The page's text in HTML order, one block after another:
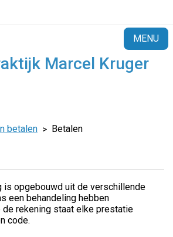
MENU
Marcel Kruger
betalen Betalen
is opgebouwd uit de verschillende
een behandeling hebben
de rekening staat elke prestatie
code.